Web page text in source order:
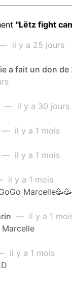
"Lëtz fight
il y a 25 jours
a fait un don de
— il y a 30 jours
— il y a 1 mois
— il y a 1 mois
il y a 1 mois
— il y a 1
il y a 1 mois